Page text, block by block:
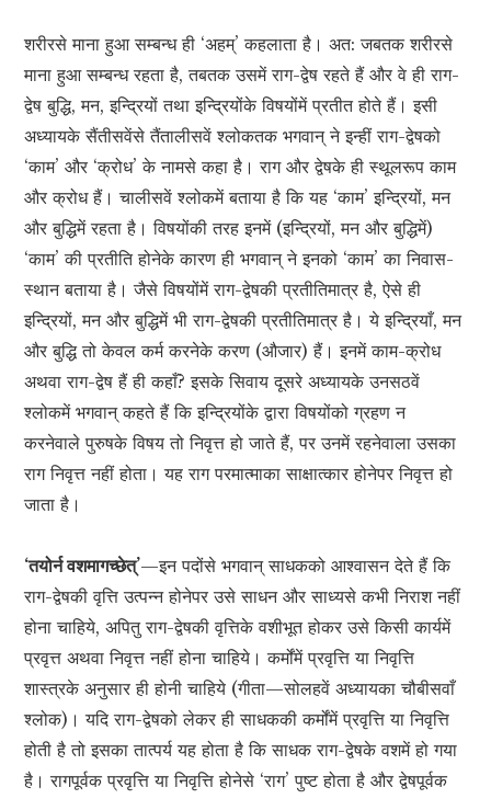
शरीरसे माना हुआ सम्बन्ध ही ‘अहम्’ कहलाता है। अत: जबतक शरीरसे
माना हुआ सम्बन्ध रहता है, तबतक उसमें राग-द्वेष रहते हैं और वे ही राग-
द्वेष बुद्धि, मन, इन्द्रियों तथा इन्द्रियोंके विषयोंमें प्रतीत होते हैं। इसी
अध्यायके सैंतीसवेंसे तैंतालीसवें श्लोकतक भगवान् ने इन्हीं राग-द्वेषको
‘काम’ और ‘क्रोध’ के नामसे कहा है। राग और द्वेषके ही स्थूलरूप काम
और क्रोध हैं। चालीसवें श्लोकमें बताया है कि यह ‘काम’ इन्द्रियों, मन
और बुद्धिमें रहता है। विषयोंकी तरह इनमें (इन्द्रियों, मन और बुद्धिमें)
‘काम’ की प्रतीति होनेके कारण ही भगवान् ने इनको ‘काम’ का निवास-
स्थान बताया है। जैसे विषयोंमें राग-द्वेषकी प्रतीतिमात्र है, ऐसे ही
इन्द्रियों, मन और बुद्धिमें भी राग-द्वेषकी प्रतीतिमात्र है। ये इन्द्रियाँ, मन
और बुद्धि तो केवल कर्म करनेके करण (औजार) हैं। इनमें काम-क्रोध
अथवा राग-द्वेष हैं ही कहाँ? इसके सिवाय दूसरे अध्यायके उनसठवें
श्लोकमें भगवान् कहते हैं कि इन्द्रियोंके द्वारा विषयोंको ग्रहण न
करनेवाले पुरुषके विषय तो निवृत्त हो जाते हैं, पर उनमें रहनेवाला उसका
राग निवृत्त नहीं होता। यह राग परमात्माका साक्षात्कार होनेपर निवृत्त हो
जाता है।
‘तयोर्न वशमागच्छेत्’—इन पदोंसे भगवान् साधकको आश्वासन देते हैं कि
राग-द्वेषकी वृत्ति उत्पन्न होनेपर उसे साधन और साध्यसे कभी निराश नहीं
होना चाहिये, अपितु राग-द्वेषकी वृत्तिके वशीभूत होकर उसे किसी कार्यमें
प्रवृत्त अथवा निवृत्त नहीं होना चाहिये। कर्मोंमें प्रवृत्ति या निवृत्ति
शास्त्रके अनुसार ही होनी चाहिये (गीता—सोलहवें अध्यायका चौबीसवाँ
श्लोक)। यदि राग-द्वेषको लेकर ही साधककी कर्मोंमें प्रवृत्ति या निवृत्ति
होती है तो इसका तात्पर्य यह होता है कि साधक राग-द्वेषके वशमें हो गया
है। रागपूर्वक प्रवृत्ति या निवृत्ति होनेसे ‘राग’ पुष्ट होता है और द्वेषपूर्वक